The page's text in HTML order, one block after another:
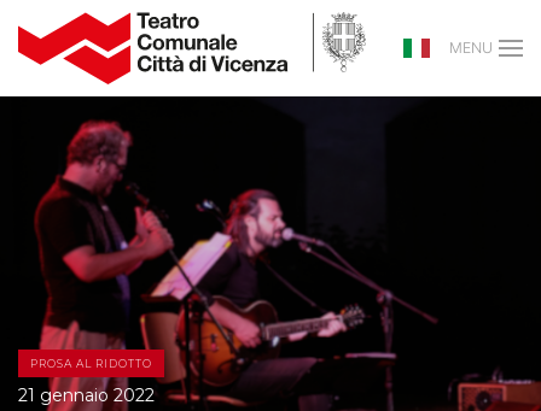
MENU
PROSA AL RIDOTTO
21 gennaio 2022